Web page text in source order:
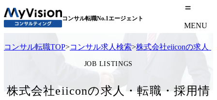
コンサル転職No.1エージェント
MENU
コンサル転職TOP>コンサル求人検索>株式会社eiiconの求人
JOB LISTINGS
株式会社eiiconの求人・転職・採用情